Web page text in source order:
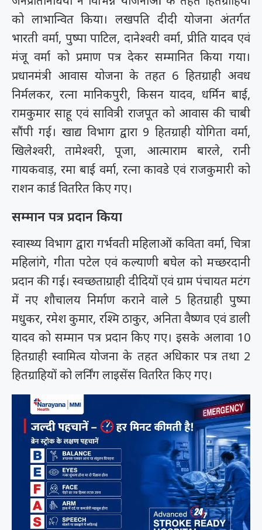
को लाभान्वित किया। लखपति दीदी योजना अंतर्गत
भारती वर्मा, पुष्पा पाटिल, दानेश्वरी वर्मा, प्रीति यादव एवं
मंजू वर्मा को प्रमाण पत्र देकर सम्मानित किया गया।
प्रधानमंत्री आवास योजना के तहत 6 हितग्राही अवध
निर्मलकर, रत्ना मानिकपुरी, किसन यादव, धर्मिन बाई,
रामकुमार साहू एवं सावित्री राजपूत को आवास की चाबी
सौंपी गई। खाद्य विभाग द्वारा 9 हितग्राही योगिता वर्मा,
खिलेश्वरी, तामेश्वरी, पूजा, आत्माराम बारले, रानी
गायकवाड़, रमा बाई वर्मा, रत्ना कावडे एवं राजकुमारी को
राशन कार्ड वितरित किए गए।
सम्मान पत्र प्रदान किया
स्वास्थ्य विभाग द्वारा गर्भवती महिलाओं कविता वर्मा, चित्रा
महिलांगे, गीता पटेल एवं कल्याणी बघेल को मच्छरदानी
प्रदान की गई। स्वच्छताग्राही दीदियों एवं ग्राम पंचायत मटंग
में नए शौचालय निर्माण कराने वाले 5 हितग्राही पुष्पा
मधुकर, रमेश कुमार, रश्मि ठाकुर, अनिता वैष्णव एवं डाली
यादव को सम्मान पत्र प्रदान किए गए। इसके अलावा 10
हितग्राही स्वामित्व योजना के तहत अधिकार पत्र तथा 2
हितग्राहियों को लर्निंग लाइसेंस वितरित किए गए।